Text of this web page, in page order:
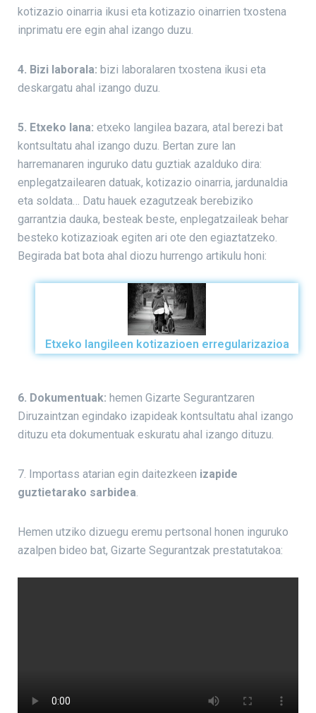
kotizazio oinarria ikusi eta kotizazio oinarrien txostena
inprimatu ere egin ahal izango duzu.
4. Bizi laborala: bizi laboralaren txostena ikusi eta
deskargatu ahal izango duzu.
5. Etxeko lana: etxeko langilea bazara, atal berezi bat
kontsultatu ahal izango duzu. Bertan zure lan
harremanaren inguruko datu guztiak azalduko dira:
enplegatzailearen datuak, kotizazio oinarria, jardunaldia
eta soldata… Datu hauek ezagutzeak berebiziko
garrantzia dauka, besteak beste, enplegatzaileak behar
besteko kotizazioak egiten ari ote den egiaztatzeko.
Begirada bat bota ahal diozu hurrengo artikulu honi:
Etxeko langileen kotizazioen erregularizazioa
6. Dokumentuak: hemen Gizarte Segurantzaren
Diruzaintzan egindako izapideak kontsultatu ahal izango
dituzu eta dokumentuak eskuratu ahal izango dituzu.
7. Importass atarian egin daitezkeen izapide
guztietarako sarbidea
Hemen utziko dizuegu eremu pertsonal honen inguruko
azalpen bideo bat, Gizarte Segurantzak prestatutakoa: